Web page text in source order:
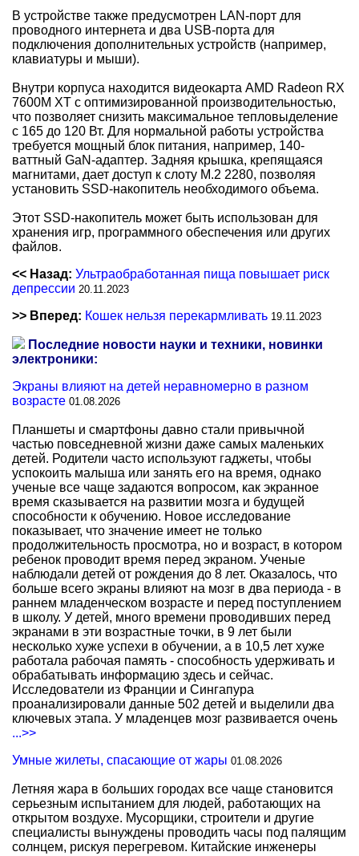
В устройстве также предусмотрен LAN-порт для
проводного интернета и два USB-порта для
подключения дополнительных устройств (например,
клавиатуры и мыши).
Внутри корпуса находится видеокарта AMD Radeon RX
7600M XT с оптимизированной производительностью,
что позволяет снизить максимальное тепловыделение
с 165 до 120 Вт. Для нормальной работы устройства
требуется мощный блок питания, например, 140-
ваттный GaN-адаптер. Задняя крышка, крепящаяся
магнитами, дает доступ к слоту M.2 2280, позволяя
установить SSD-накопитель необходимого объема.
Этот SSD-накопитель может быть использован для
хранения игр, программного обеспечения или других
файлов.
<< Назад: Ультраобработанная пища повышает риск
депрессии 20.11.2023
>> Вперед: Кошек нельзя перекармливать 19.11.2023
Последние новости науки и техники, новинки
электроники:
Экраны влияют на детей неравномерно в разном
возрасте 01.08.2026
Планшеты и смартфоны давно стали привычной
частью повседневной жизни даже самых маленьких
детей. Родители часто используют гаджеты, чтобы
успокоить малыша или занять его на время, однако
ученые все чаще задаются вопросом, как экранное
время сказывается на развитии мозга и будущей
способности к обучению. Новое исследование
показывает, что значение имеет не только
продолжительность просмотра, но и возраст, в котором
ребенок проводит время перед экраном. Ученые
наблюдали детей от рождения до 8 лет. Оказалось, что
больше всего экраны влияют на мозг в два периода - в
раннем младенческом возрасте и перед поступлением
в школу. У детей, много времени проводивших перед
экранами в эти возрастные точки, в 9 лет были
несколько хуже успехи в обучении, а в 10,5 лет хуже
работала рабочая память - способность удерживать и
обрабатывать информацию здесь и сейчас.
Исследователи из Франции и Сингапура
проанализировали данные 502 детей и выделили два
ключевых этапа. У младенцев мозг развивается очень
...>>
Умные жилеты, спасающие от жары 01.08.2026
Летняя жара в больших городах все чаще становится
серьезным испытанием для людей, работающих на
открытом воздухе. Мусорщики, строители и другие
специалисты вынуждены проводить часы под палящим
солнцем, рискуя перегревом. Китайские инженеры